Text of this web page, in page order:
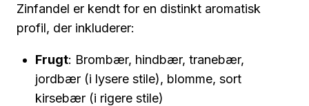
Zinfandel er kendt for en distinkt aromatisk
profil, der inkluderer:
Frugt: Brombær, hindbær, tranebær,
jordbær (i lysere stile), blomme, sort
kirsebær (i rigere stile)